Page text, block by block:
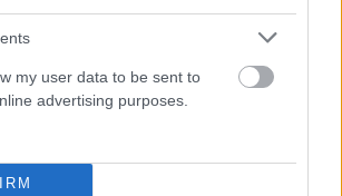
my user data to be sent to
advertising purposes.